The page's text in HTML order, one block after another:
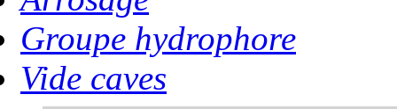
Groupe hydrophore
Vide caves